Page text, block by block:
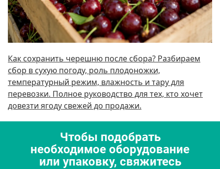
Как сохранить черешню после сбора? Разбираем
сбор в сухую погоду, роль плодоножки,
температурный режим, влажность и тару для
перевозки. Полное руководство для тех, кто хочет
довезти ягоду свежей до продажи.
Чтобы подобрать
необходимое оборудование
или упаковку, свяжитесь